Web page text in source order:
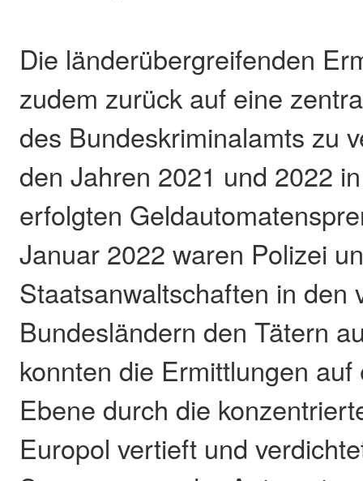
Die länderübergreifenden
zudem zurück auf eine
des Bundeskriminalamts zu
den Jahren 2021 und 2022
erfolgten
Januar 2022 waren Polizei
Staatsanwaltschaften in den
Bundesländern den Tätern
konnten die Ermittlungen
Ebene durch die
Europol vertieft und